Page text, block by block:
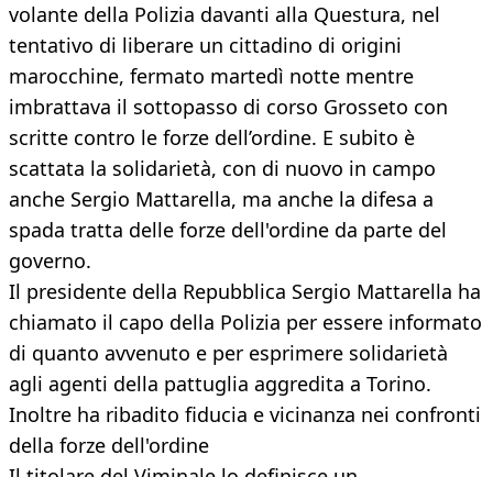
volante della Polizia davanti alla Questura, nel
tentativo di liberare un cittadino di origini
marocchine, fermato martedì notte mentre
imbrattava il sottopasso di corso Grosseto con
scritte contro le forze dell’ordine. E subito è
scattata la solidarietà, con di nuovo in campo
anche Sergio Mattarella, ma anche la difesa a
spada tratta delle forze dell'ordine da parte del
governo.
Il presidente della Repubblica Sergio Mattarella ha
chiamato il capo della Polizia per essere informato
di quanto avvenuto e per esprimere solidarietà
agli agenti della pattuglia aggredita a Torino.
Inoltre ha ribadito fiducia e vicinanza nei confronti
della forze dell'ordine